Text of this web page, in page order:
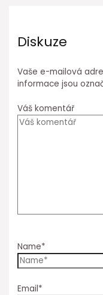
Diskuze
Vaše e-mailová
informace jsou
Váš komentář
Name*
Email*